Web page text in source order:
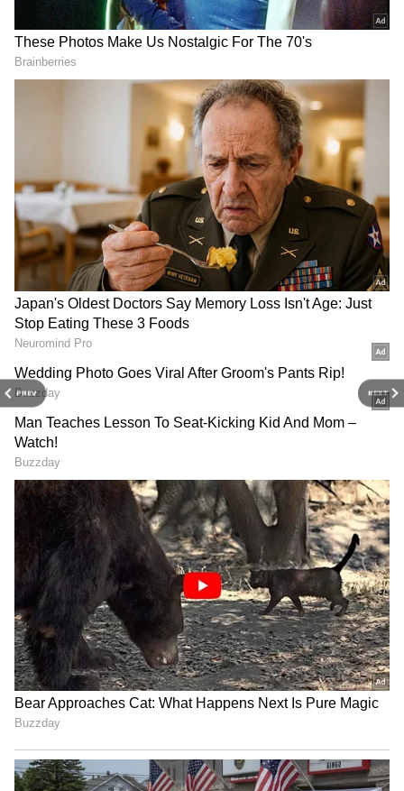
PREV NEXT
2
Image Credit :
மேனுவல் ஏசி எப்படி வேலை செய்யுது?
மேனுவல் ஏசி சிஸ்டம் இருக்கிற கார்களில்,
நீங்கதான் டெம்ப்ரேச்சர் மற்றும் காத்தோட
வேகத்தை கையால அட்ஜஸ்ட் பண்ணனும்.
இதுல மூணு கண்ட்ரோல் நாப் இருக்கும்.
ஒண்ணு டெம்ப்ரேச்சர், ரெண்டாவது ஃபேன்
ஸ்பீடு, மூணாவது காத்து வர்ற திசை. இந்த
சிஸ்டம், காருக்குள் இருக்கிற சூடான
காத்தை கூலிங் யூனிட் மூலமா குளிர்விச்சு,
ப்ளோயர் வழியா கேபினுக்கு அனுப்பும்.